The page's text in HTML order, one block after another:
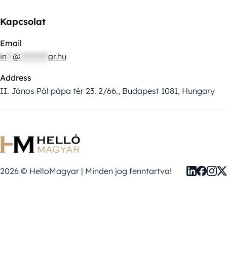
Kapcsolat
Email
in @ ar.hu
Address
II. János Pál pápa tér 23. 2/66., Budapest 1081, Hungary
2026 © HelloMagyar | Minden jog fenntartva!